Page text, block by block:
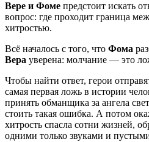
Вере и Фоме предстоит искать
вопрос: где проходит граница
хитростью.
Всё началось с того, что Фома
Вера уверена: молчание — это
Чтобы найти ответ, герои
самая первая ложь в истории
принять обманщика за ангела
стоить такая ошибка. А потом
хитрость спасла сотни жизней,
одними только звуками и